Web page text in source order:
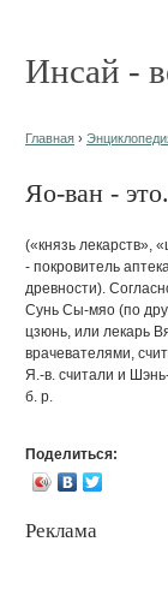
Инсай -
Главная ›
Яо-ван -
(«князь лекарств»,
- покровитель
древности).
Сунь Сы-мяо (по
цзюнь, или лекарь
врачевателями,
Я.-в. считали и
б. р.
Поделиться:
Реклама